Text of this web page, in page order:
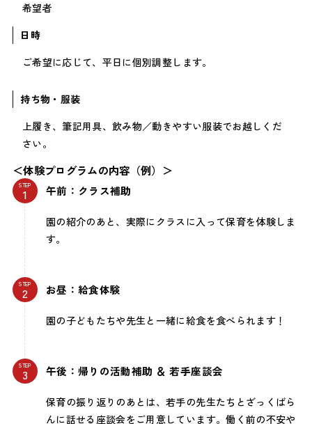
希望者
日時
ご希望に応じて、平日に個別調整します。
持ち物・服装
上履き、筆記用具、飲み物／動きやすい服装でお越しくだ
さい。
＜体験プログラムの内容（例）＞
STEP 午前：クラス補助
園の紹介のあと、実際にクラスに入って保育を体験しま
す。
STEP お昼：給食体験
園の子どもたちや先生と一緒に給食を食べられます！
STEP 午後：帰りの活動補助 ＆ 若手座談会
保育の振り返りのあとは、若手の先生たちとざっくばら
んに話せる座談会をご用意しています。働く前の不安や